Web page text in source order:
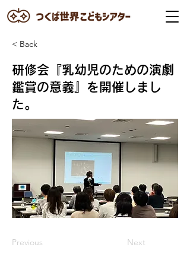
< Back
研修会『乳幼児のための演劇
鑑賞の意義』を開催しまし
た。
Previous Next